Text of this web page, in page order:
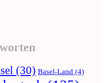
(30) Basel-Land (4)